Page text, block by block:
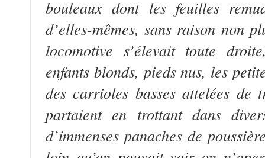
bouleaux dont les feuilles
d’elles-mêmes, sans raison non
locomotive s’élevait toute
enfants blonds, pieds nus, les
des carrioles basses attelées de
partaient en trottant dans
d’immenses panaches de